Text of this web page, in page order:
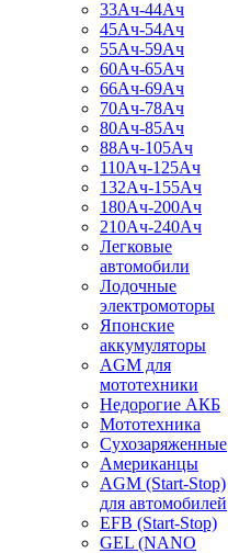
33Ач-44Ач
45Ач-54Ач
55Ач-59Ач
60Ач-65Ач
66Ач-69Ач
70Ач-78Ач
80Ач-85Ач
88Ач-105Ач
110Ач-125Ач
132Ач-155Ач
180Ач-200Ач
210Ач-240Ач
Легковые
автомобили
Лодочные
электромоторы
Японские
аккумуляторы
AGM для
мототехники
Недорогие АКБ
Мототехника
Сухозаряженные
Американцы
AGM (Start-Stop)
для автомобилей
EFB (Start-Stop)
GEL (NANO